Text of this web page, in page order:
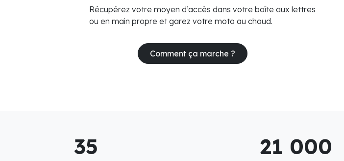
Récupérez votre moyen d’accès dans votre boîte aux lettres
ou en main propre et garez votre moto au chaud.
Comment ça marche ?
35 21 000